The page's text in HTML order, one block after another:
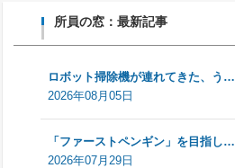
所員の窓：最新記事
ロボット掃除機が連れてきた、う…
2026年08月05日
「ファーストペンギン」を目指し…
2026年07月29日